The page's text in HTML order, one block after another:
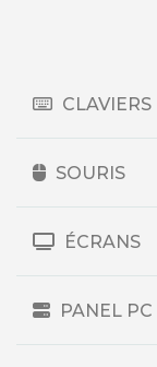
CLAVIERS
SOURIS
ÉCRANS
PANEL PC